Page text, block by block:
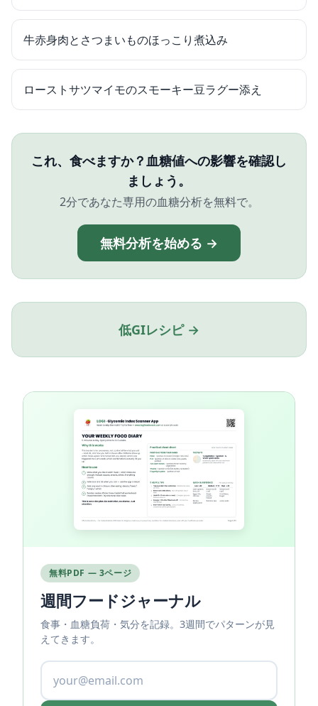
牛赤身肉とさつまいものほっこり煮込み
ローストサツマイモのスモーキー豆ラグー添え
これ、食べますか？血糖値への影響を確認し
ましょう。
2分であなた専用の血糖分析を無料で。
無料分析を始める →
低GIレシピ →
無料PDF — 3ページ
週間フードジャーナル
食事・血糖負荷・気分を記録。3週間でパターンが見
えてきます。